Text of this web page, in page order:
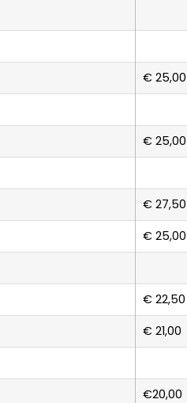
€ 25,00
€ 25,00
€ 27,50
€ 25,00
€ 22,50
€ 21,00
€20,00